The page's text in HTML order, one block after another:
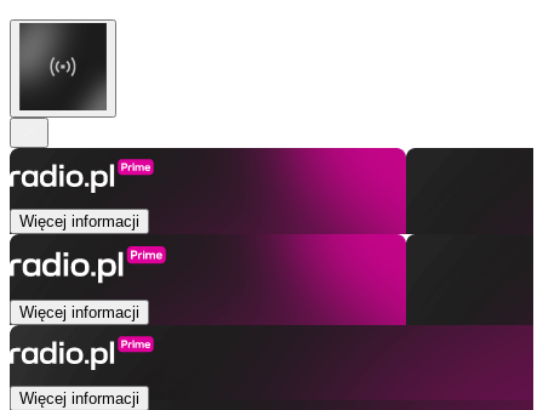
Więcej informacji
Więcej informacji
Więcej informacji